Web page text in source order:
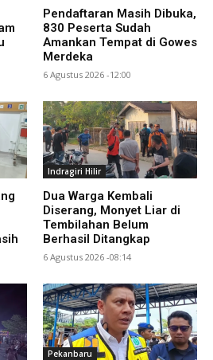
Pendaftaran Masih Dibuka,
830 Peserta Sudah
Amankan Tempat di Gowes
Merdeka
6 Agustus 2026 -12:00
Indragiri Hilir
Dua Warga Kembali
Diserang, Monyet Liar di
Tembilahan Belum
Berhasil Ditangkap
6 Agustus 2026 -08:14
Pekanbaru